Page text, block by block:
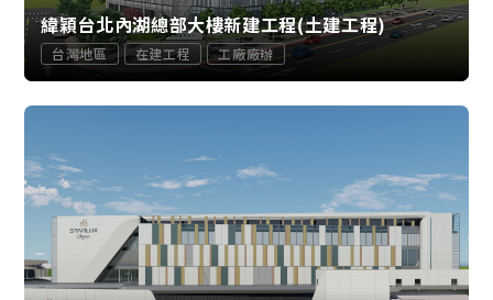
緯穎台北內湖總部大樓新建工程(土建工程)
台灣地區 在建工程 工廠廠辦